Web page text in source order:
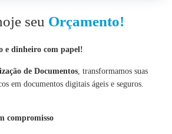
seu Orçamento!
e dinheiro com papel!
de Documentos, transformamos suas
em documentos digitais ágeis e seguros.
compromisso